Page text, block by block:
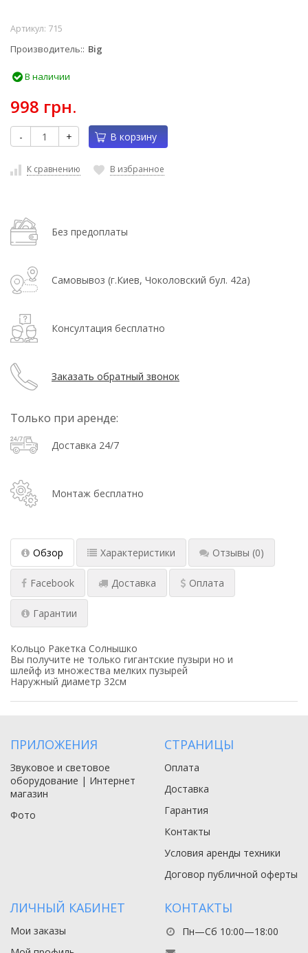
Артикул: 715
Производитель: Big
В наличии
998 грн.
- + В корзину
К сравнению В избранное
Без предоплаты
Самовывоз (г.Киев, Чоколовский бул. 42а)
Консултация бесплатно
Заказать обратный звонок
Только при аренде:
Доставка 24/7
Монтаж бесплатно
Обзор Характеристики Отзывы (0)
Facebook Доставка Оплата
Гарантии
Кольцо Ракетка Солнышко
Вы получите не только гигантские пузыри но и
шлейф из множества мелких пузырей
Наружный диаметр 32см
ПРИЛОЖЕНИЯ
Звуковое и световое
оборудование | Интернет
магазин
Фото
СТРАНИЦЫ
Оплата
Доставка
Гарантия
Контакты
Условия аренды техники
Договор публичной оферты
ЛИЧНЫЙ КАБИНЕТ
Мои заказы
КОНТАКТЫ
Пн—Сб 10:00—18:00